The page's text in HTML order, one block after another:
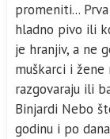
promeniti...
hladno pivo ili
je hranjiv, a ne
muškarci i žene
razgovaraju ili
Binjardi Nebo
godinu i po